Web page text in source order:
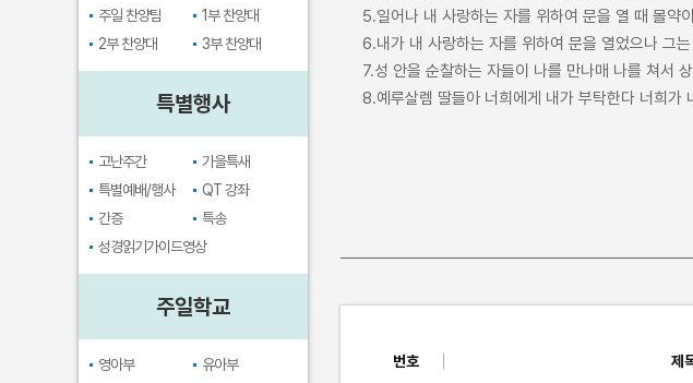
주일 찬양팀
1부 찬양대
2부 찬양대
3부 찬양대
특별행사
고난주간
가을특새
특별예배/행사
QT 강좌
간증
특송
성경읽기가이드영상
주일학교
영아부
유아부
5.일어나 내 사랑하는 자를 위하여 문을 열 때 몰약
6.내가 내 사랑하는 자를 위하여 문을 열었으나 그
7.성 안을 순찰하는 자들이 나를 만나매 나를 쳐서
8.예루살렘 딸들아 너희에게 내가 부탁한다 너희가
번호 제